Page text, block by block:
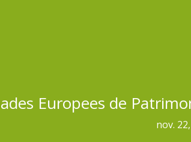
Europees de
nov.